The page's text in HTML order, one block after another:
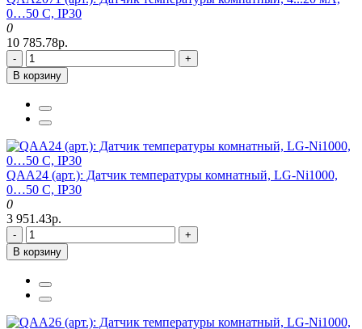
0…50 C, IP30
0
10 785.78р.
-
+
В корзину
QAA24 (арт.): Датчик температуры комнатный, LG-Ni1000,
0…50 C, IP30
0
3 951.43р.
-
+
В корзину